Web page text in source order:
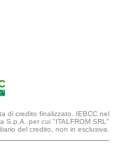
di credito finalizzato. IEBCC nel
S.p.A. per cui "ITALFROM SRL"
del credito, non in esclusiva.